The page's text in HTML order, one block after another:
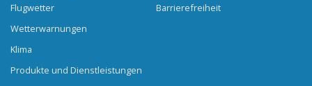
Flugwetter
Wetterwarnungen
Klima
Produkte und Dienstleistungen
Barrierefreiheit